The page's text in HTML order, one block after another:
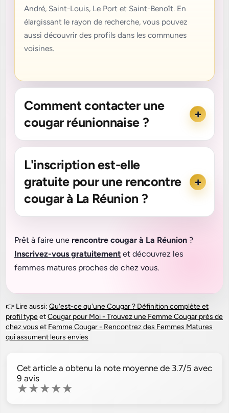
André, Saint-Louis, Le Port et Saint-Benoît. En
élargissant le rayon de recherche, vous pouvez
aussi découvrir des profils dans les communes
voisines.
Comment contacter une
cougar réunionnaise ?
L'inscription est-elle
gratuite pour une rencontre
cougar à La Réunion ?
Prêt à faire une rencontre cougar à La Réunion ?
Inscrivez-vous gratuitement et découvrez les
femmes matures proches de chez vous.
👉 Lire aussi: Qu'est-ce qu'une Cougar ? Définition complète et
profil typeetCougar pour Moi - Trouvez une Femme Cougar près de
chez vous et Femme Cougar - Rencontrez des Femmes Matures
qui assument leurs envies
Cet article a obtenu la note moyenne de 3.7/5 avec
9 avis
★★★★★